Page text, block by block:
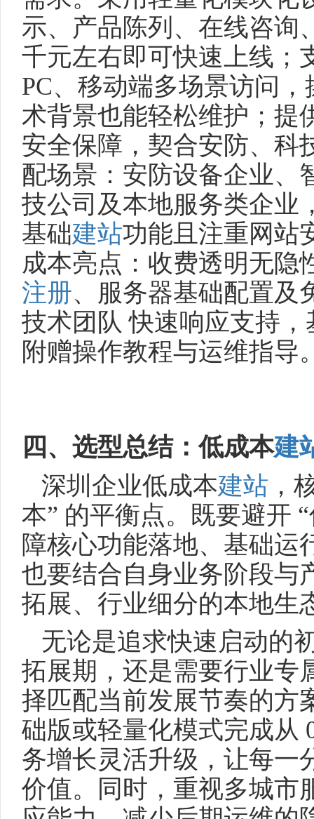
示、产品陈列、在线咨询
千元左右即可快速上线；
PC、移动端多场景访问
术背景也能轻松维护；提
安全保障，契合安防、科
配场景：安防设备企业、
技公司及本地服务类企业
基础建站功能且注重网站
成本亮点：收费透明无隐
注册、服务器基础配置及
技术团队 快速响应支持
附赠操作教程与运维指导
四、选型总结：低成本建
深圳企业低成本建站 ，
本” 的平衡点。既要避开
障核心功能落地、基础运
也要结合自身业务阶段与
拓展、行业细分的本地生
无论是追求快速启动的
拓展期，还是需要行业专
择匹配当前发展节奏的
础版或轻量化模式完成从
务增长灵活升级，让每一
价值。同时，重视多城市